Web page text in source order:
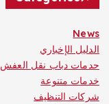
News
الدليل الإخباري
حدمات دباب نقل العفش
خدمات متنوعة
شركات التنظيف